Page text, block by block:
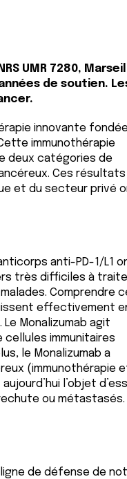
UMR 7280,
de soutien.
innovante
immunothérapie
deux catégories de
Ces résultats
et du secteur privé
anti-PD-1/L1
très difficiles à
Comprendre
effectivement
Monalizumab agit
cellules immunitaires
le Monalizumab a
(immunothérapie
l’objet
ou métastasés.
ligne de défense de